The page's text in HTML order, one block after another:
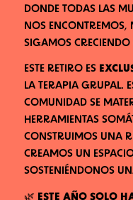
DONDE TODAS LAS
NOS
SIGAMOS CRECIENDO
ESTE RETIRO ES
LA TERAPIA GRUPAL.
COMUNIDAD SE
HERRAMIENTAS
CONSTRUIMOS UNA
CREAMOS UN
SOSTENIÉNDONOS
🌿 ESTE AÑO SOLO